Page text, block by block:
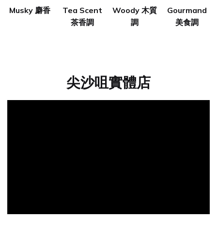
Musky 麝香
Tea Scent
茶香調
Woody 木質
調
Gourmand
美食調
尖沙咀實體店